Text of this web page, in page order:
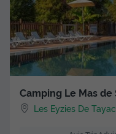
Camping Le Mas de
Les Eyzies De